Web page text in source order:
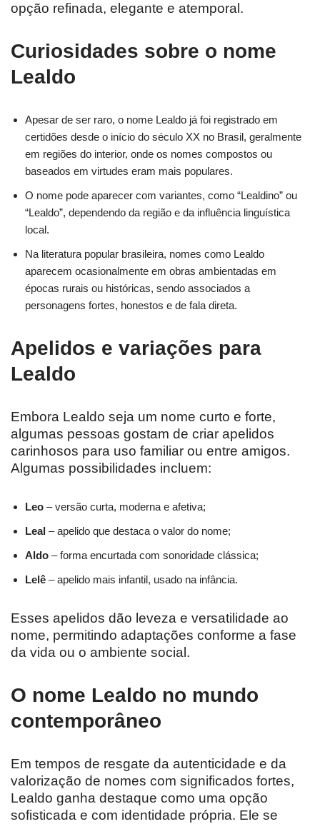
opção refinada, elegante e atemporal.
Curiosidades sobre o nome
Lealdo
Apesar de ser raro, o nome Lealdo já foi registrado em
certidões desde o início do século XX no Brasil, geralmente
em regiões do interior, onde os nomes compostos ou
baseados em virtudes eram mais populares.
O nome pode aparecer com variantes, como “Lealdino” ou
“Lealdo”, dependendo da região e da influência linguística
local.
Na literatura popular brasileira, nomes como Lealdo
aparecem ocasionalmente em obras ambientadas em
épocas rurais ou históricas, sendo associados a
personagens fortes, honestos e de fala direta.
Apelidos e variações para
Lealdo
Embora Lealdo seja um nome curto e forte,
algumas pessoas gostam de criar apelidos
carinhosos para uso familiar ou entre amigos.
Algumas possibilidades incluem:
Leo – versão curta, moderna e afetiva;
Leal – apelido que destaca o valor do nome;
Aldo – forma encurtada com sonoridade clássica;
Lelê – apelido mais infantil, usado na infância.
Esses apelidos dão leveza e versatilidade ao
nome, permitindo adaptações conforme a fase
da vida ou o ambiente social.
O nome Lealdo no mundo
contemporâneo
Em tempos de resgate da autenticidade e da
valorização de nomes com significados fortes,
Lealdo ganha destaque como uma opção
sofisticada e com identidade própria. Ele se